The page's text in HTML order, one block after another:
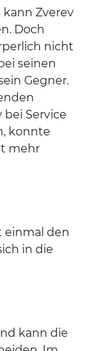
Zverev
Doch
nicht
seinen
Gegner.
Service
konnte
mehr
einmal den
in die
kann die